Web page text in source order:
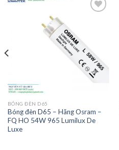
wishlist
BÓNG ĐÈN D65
Bóng đèn D65 – Hãng Osram –
FQ HO 54W 965 Lumilux De
Luxe